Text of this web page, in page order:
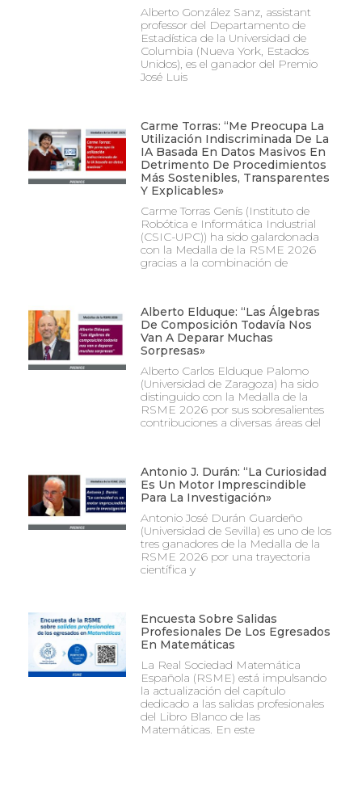
Alberto González Sanz, assistant
professor del Departamento de
Estadística de la Universidad de
Columbia (Nueva York, Estados
Unidos), es el ganador del Premio
José Luis
Carme Torras: “Me Preocupa La
Utilización Indiscriminada De La
IA Basada En Datos Masivos En
Detrimento De Procedimientos
Más Sostenibles, Transparentes
Y Explicables»
Carme Torras Genís (Instituto de
Robótica e Informática Industrial
(CSIC-UPC)) ha sido galardonada
con la Medalla de la RSME 2026
gracias a la combinación de
Alberto Elduque: “Las Álgebras
De Composición Todavía Nos
Van A Deparar Muchas
Sorpresas»
Alberto Carlos Elduque Palomo
(Universidad de Zaragoza) ha sido
distinguido con la Medalla de la
RSME 2026 por sus sobresalientes
contribuciones a diversas áreas del
Antonio J. Durán: “La Curiosidad
Es Un Motor Imprescindible
Para La Investigación»
Antonio José Durán Guardeño
(Universidad de Sevilla) es uno de los
tres ganadores de la Medalla de la
RSME 2026 por una trayectoria
científica y
Encuesta Sobre Salidas
Profesionales De Los Egresados
En Matemáticas
La Real Sociedad Matemática
Española (RSME) está impulsando
la actualización del capítulo
dedicado a las salidas profesionales
del Libro Blanco de las
Matemáticas. En este